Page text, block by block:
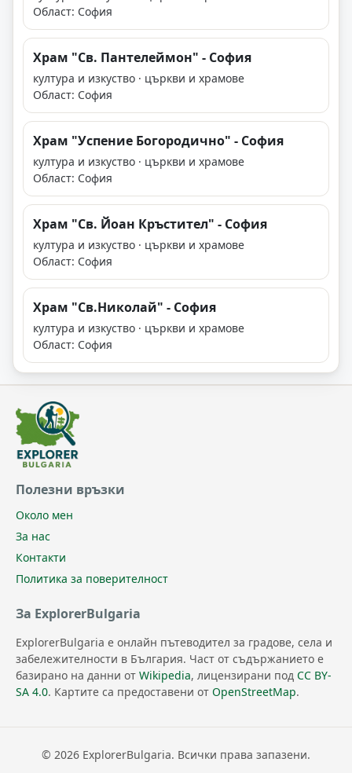
Област: София
Храм "Св. Пантелеймон" - София
култура и изкуство · църкви и храмове
Област: София
Храм "Успение Богородично" - София
култура и изкуство · църкви и храмове
Област: София
Храм "Св. Йоан Кръстител" - София
култура и изкуство · църкви и храмове
Област: София
Храм "Св.Николай" - София
култура и изкуство · църкви и храмове
Област: София
Полезни връзки
Около мен
За нас
Контакти
Политика за поверителност
За ExplorerBulgaria
ExplorerBulgaria е онлайн пътеводител за градове, села и
забележителности в България. Част от съдържанието е
базирано на данни от Wikipedia, лицензирани под CC BY-
SA 4.0. Картите са предоставени от OpenStreetMap.
© 2026 ExplorerBulgaria. Всички права запазени.